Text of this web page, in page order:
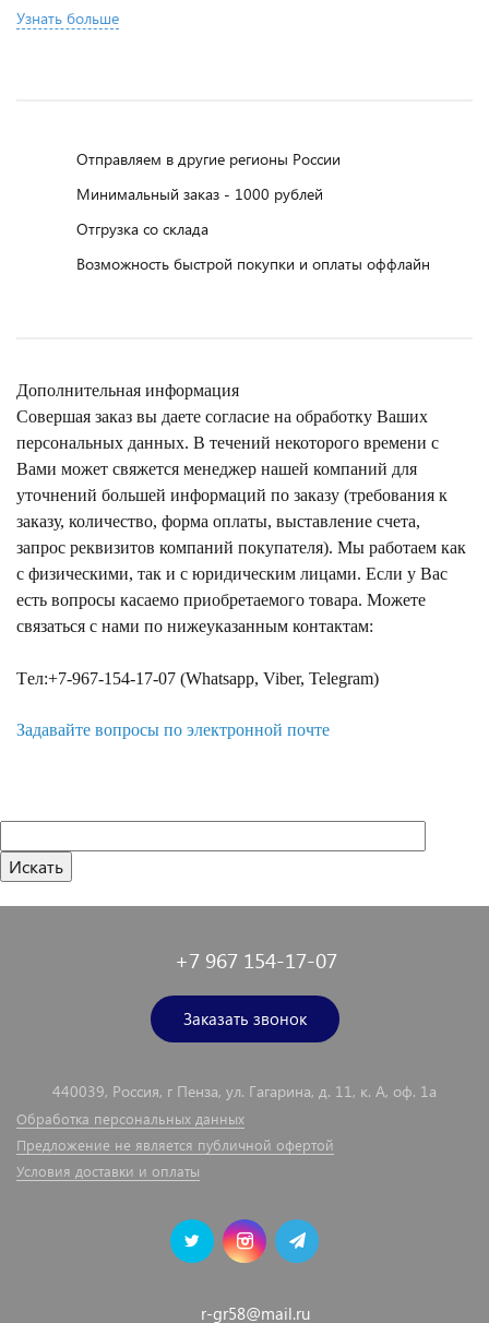
Узнать больше
Отправляем в другие регионы России
Минимальный заказ - 1000 рублей
Отгрузка со склада
Возможность быстрой покупки и оплаты оффлайн
Дополнительная информация
Совершая заказ вы даете согласие на обработку Ваших
персональных данных. В течений некоторого времени с
Вами может свяжется менеджер нашей компаний для
уточнений большей информаций по заказу (требования к
заказу, количество, форма оплаты, выставление счета,
запрос реквизитов компаний покупателя). Мы работаем как
с физическими, так и с юридическим лицами. Если у Вас
есть вопросы касаемо приобретаемого товара. Можете
связаться с нами по нижеуказанным контактам:
Tел:+7-967-154-17-07 (Whatsapp, Viber, Telegram)
Задавайте вопросы по электронной почте
+7 967 154-17-07
Заказать звонок
440039, Россия, г Пенза, ул. Гагарина, д. 11, к. А, оф. 1а
Обработка персональных данных
Предложение не является публичной офертой
Условия доставки и оплаты
r-gr58@mail.ru